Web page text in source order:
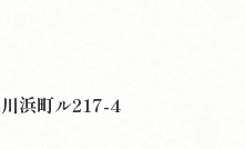
浜町ル217-4